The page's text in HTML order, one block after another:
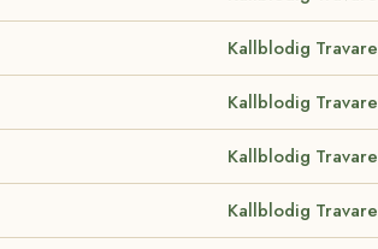
Kallblodig Travare
Kallblodig Travare
Kallblodig Travare
Kallblodig Travare